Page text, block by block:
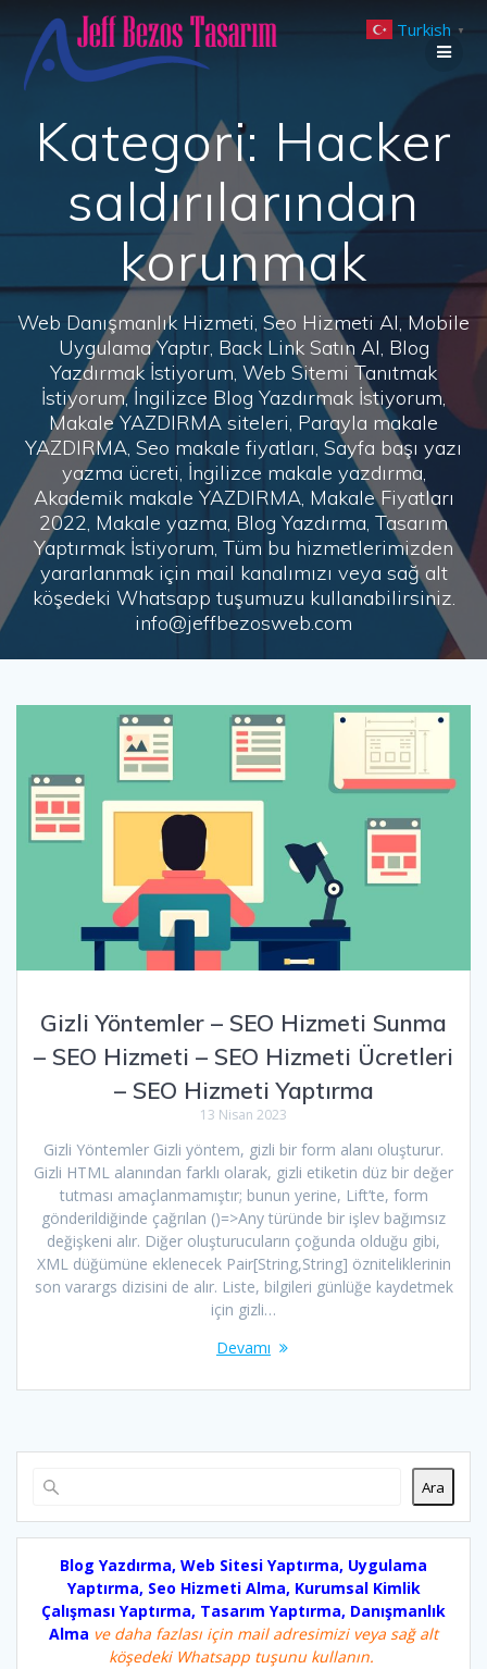
to
Kategori: Hacker
saldırılarından
korunmak
Web Danışmanlık Hizmeti, Seo Hizmeti Al, Mobile
Uygulama Yaptır, Back Link Satın Al, Blog
Yazdırmak İstiyorum, Web Sitemi Tanıtmak
İstiyorum, İngilizce Blog Yazdırmak İstiyorum,
Makale YAZDIRMA siteleri, Parayla makale
YAZDIRMA, Seo makale fiyatları, Sayfa başı yazı
yazma ücreti, İngilizce makale yazdırma,
Akademik makale YAZDIRMA, Makale Fiyatları
2022, Makale yazma, Blog Yazdırma, Tasarım
Yaptırmak İstiyorum, Tüm bu hizmetlerimizden
yararlanmak için mail kanalımızı veya sağ alt
köşedeki Whatsapp tuşumuzu kullanabilirsiniz.
info@jeffbezosweb.com
Gizli Yöntemler – SEO Hizmeti Sunma
– SEO Hizmeti – SEO Hizmeti Ücretleri
– SEO Hizmeti Yaptırma
13 Nisan 2023
Gizli Yöntemler Gizli yöntem, gizli bir form alanı oluşturur.
Gizli HTML alanından farklı olarak, gizli etiketin düz bir değer
tutması amaçlanmamıştır; bunun yerine, Lift’te, form
gönderildiğinde çağrılan ()=>Any türünde bir işlev bağımsız
değişkeni alır. Diğer oluşturucuların çoğunda olduğu gibi,
XML düğümüne eklenecek Pair[String,String] özniteliklerinin
son varargs dizisini de alır. Liste, bilgileri günlüğe kaydetmek
için gizli…
Devamı
Ara
Blog Yazdırma, Web Sitesi Yaptırma, Uygulama
Yaptırma, Seo Hizmeti Alma, Kurumsal Kimlik
Çalışması Yaptırma, Tasarım Yaptırma, Danışmanlık
Alma ve daha fazlası için mail adresimizi veya sağ alt
köşedeki Whatsapp tuşunu kullanın.
Turkish ▼